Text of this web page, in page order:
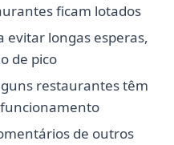
ficam lotados
evitar longas esperas,
de pico
restaurantes têm
de outros